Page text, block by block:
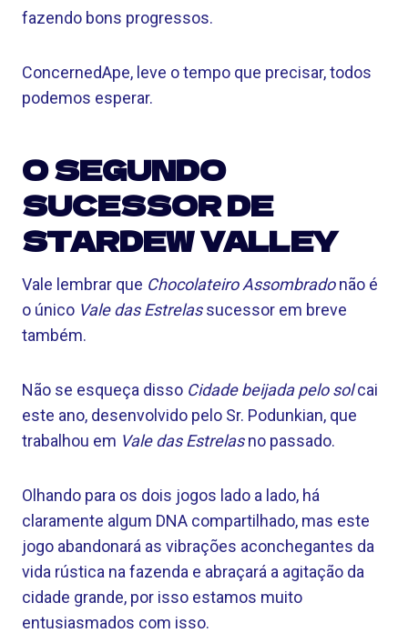
fazendo bons progressos.
ConcernedApe, leve o tempo que precisar, todos
podemos esperar.
O SEGUNDO
SUCESSOR DE
STARDEW VALLEY
Vale lembrar que Chocolateiro Assombradonão é
o único Vale das Estrelassucessor em breve
também.
Não se esqueça disso Cidade beijada pelo solcai
este ano, desenvolvido pelo Sr. Podunkian, que
trabalhou em Vale das Estrelasno passado.
Olhando para os dois jogos lado a lado, há
claramente algum DNA compartilhado, mas este
jogo abandonará as vibrações aconchegantes da
vida rústica na fazenda e abraçará a agitação da
cidade grande, por isso estamos muito
entusiasmados com isso.